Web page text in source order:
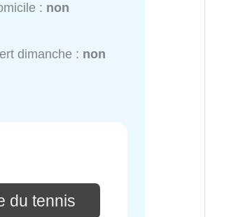
: non
dimanche : non
du tennis